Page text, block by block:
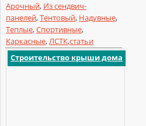
Арочный, Из сендвич-
панелей,Тентовый, Надувные,
Теплые,Спортивные,
Каркасные,ЛСТК,статьи
Строительство крыши дома